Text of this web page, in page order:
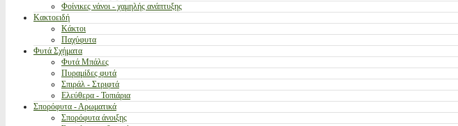
Φοίνικες νάνοι - χαμηλής ανάπτυξης
Κακτοειδή
Κάκτοι
Παχύφυτα
Φυτά Σχήματα
Φυτά Μπάλες
Πυραμίδες φυτά
Σπιράλ - Στριφτά
Ελεύθερα - Τοπιάρια
Σπορόφυτα - Αρωματικά
Σπορόφυτα άνοιξης